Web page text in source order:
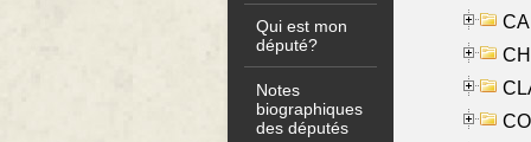
Qui est mon
député?
Notes
biographiques
des députés